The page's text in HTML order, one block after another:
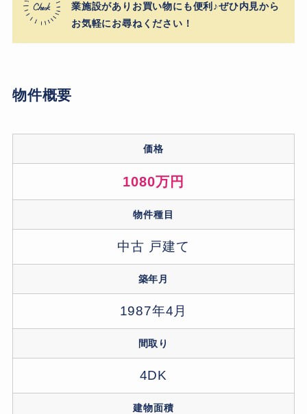
業施設がありお買い物にも便利♪ぜひ内見から
お気軽にお尋ねください！
物件概要
価格
1080万円
物件種目
中古 戸建て
築年月
1987年4月
間取り
4DK
建物面積